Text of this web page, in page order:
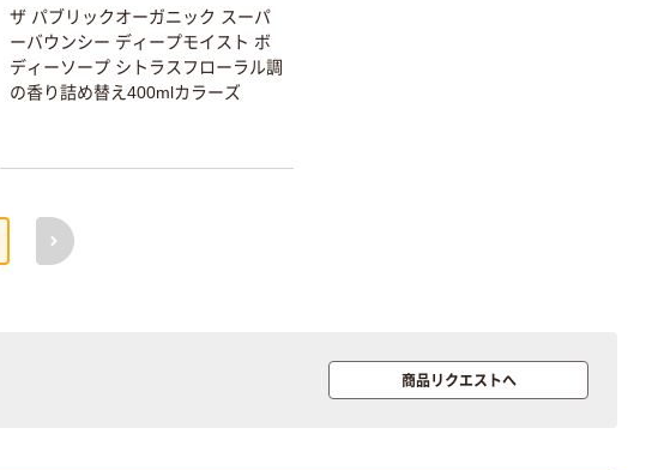
ザ パブリックオーガニック スーパ
ーバウンシー ディープモイスト ボ
ディーソープ シトラスフローラル調
の香り詰め替え400mlカラーズ
次へ
商品リクエストへ
ル限定】
トレイ
リルグ
ホワイ
（税込）
トレイ
リルグ
ブル
アスクルオリジ
ナル ラミネー
トフィルム A4
サイズ
￥458~
アスクル クリア
ーホルダー A4